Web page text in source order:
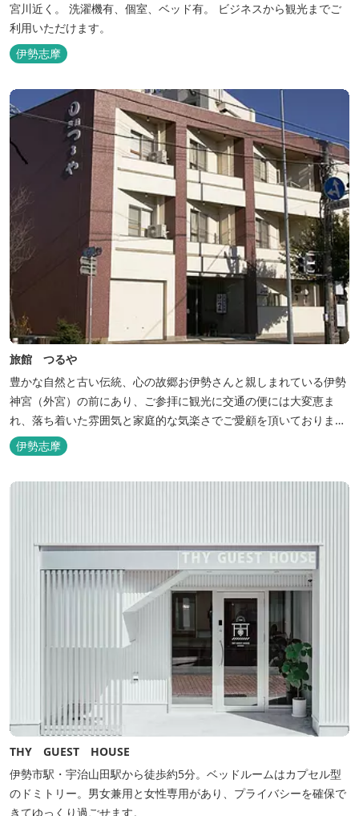
宮川近く。 洗濯機有、個室、ベッド有。 ビジネスから観光までご
利用いただけます。
伊勢志摩
旅館 つるや
豊かな自然と古い伝統、心の故郷お伊勢さんと親しまれている伊勢
神宮（外宮）の前にあり、ご参拝に観光に交通の便には大変恵ま
れ、落ち着いた雰囲気と家庭的な気楽さでご愛顧を頂いておりま
す。
伊勢志摩
THY GUEST HOUSE
伊勢市駅・宇治山田駅から徒歩約5分。ベッドルームはカプセル型
のドミトリー。男女兼用と女性専用があり、プライバシーを確保で
きてゆっくり過ごせます。